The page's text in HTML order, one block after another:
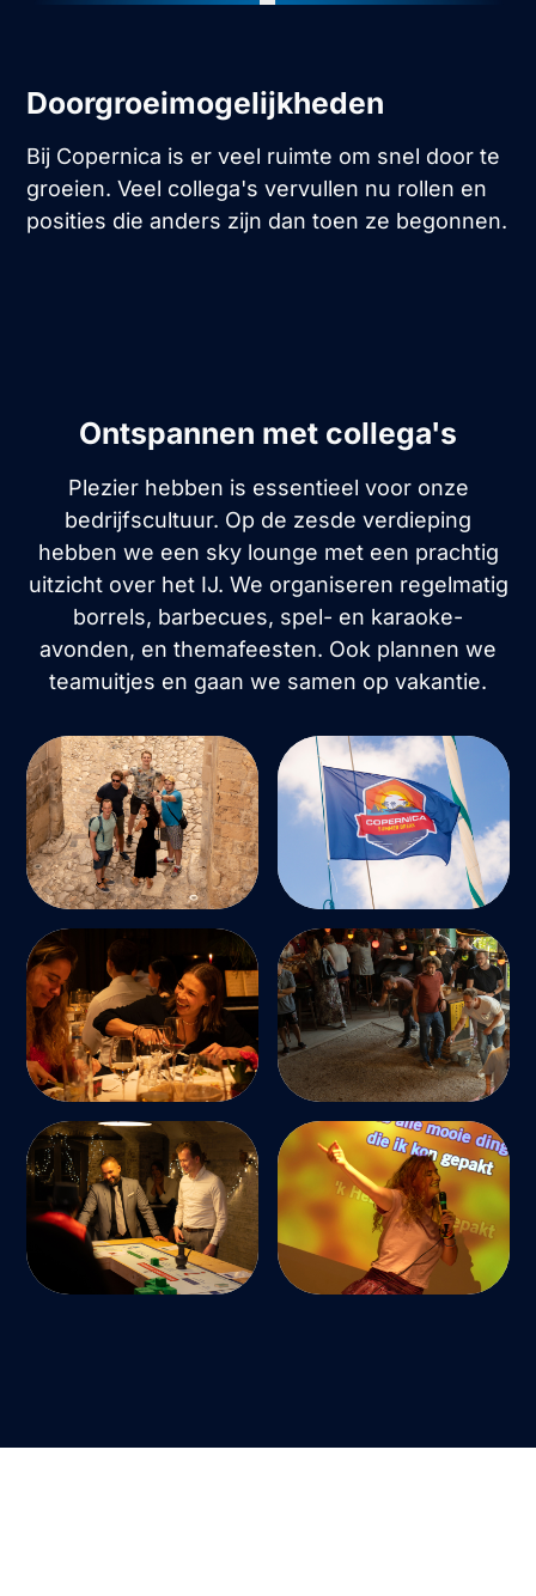
Doorgroeimogelijkheden
Bij Copernica is er veel ruimte om snel door te
groeien. Veel collega's vervullen nu rollen en
posities die anders zijn dan toen ze begonnen.
Ontspannen met collega's
Plezier hebben is essentieel voor onze
bedrijfscultuur. Op de zesde verdieping
hebben we een sky lounge met een prachtig
uitzicht over het IJ. We organiseren regelmatig
borrels, barbecues, spel- en karaoke-
avonden, en themafeesten. Ook plannen we
teamuitjes en gaan we samen op vakantie.